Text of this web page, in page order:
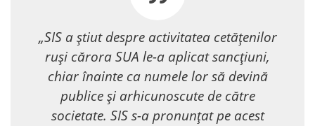
„SIS a știut despre activitatea cetățenilor
ruși cărora SUA le-a aplicat sancțiuni,
chiar înainte ca numele lor să devină
publice și arhicunoscute de către
societate. SIS s-a pronunțat pe acest